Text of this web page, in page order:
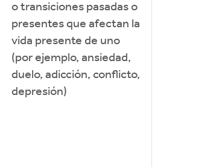
o transiciones pasadas o
presentes que afectan la
vida presente de uno
(por ejemplo, ansiedad,
duelo, adicción, conflicto,
depresión)